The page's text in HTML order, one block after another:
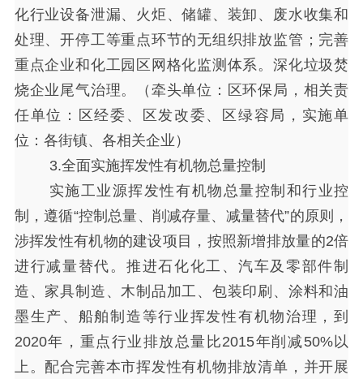
化行业设备泄漏、火炬、储罐、装卸、废水收集和
处理、开停工等重点环节的无组织排放监管；完善
重点企业和化工园区网格化监测体系。深化垃圾焚
烧企业尾气治理。（牵头单位：区环保局，相关责
任单位：区经委、区发改委、区绿容局，实施单
位：各街镇、各相关企业）
3.全面实施挥发性有机物总量控制
实施工业源挥发性有机物总量控制和行业控
制，遵循“控制总量、削减存量、减量替代”的原则，
涉挥发性有机物的建设项目，按照新增排放量的2倍
进行减量替代。推进石化化工、汽车及零部件制
造、家具制造、木制品加工、包装印刷、涂料和油
墨生产、船舶制造等行业挥发性有机物治理，到
2020年，重点行业排放总量比2015年削减50%以
上。配合完善本市挥发性有机物排放清单，并开展